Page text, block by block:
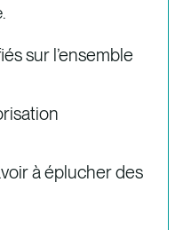
sur l’ensemble
à éplucher des